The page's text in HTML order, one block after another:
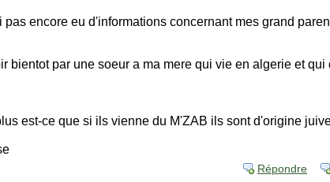
pas encore eu d'informations concernant mes grand
bientot par une soeur a ma mere qui vie en algerie et
est-ce que si ils vienne du M'ZAB ils sont d'origine
Répondre